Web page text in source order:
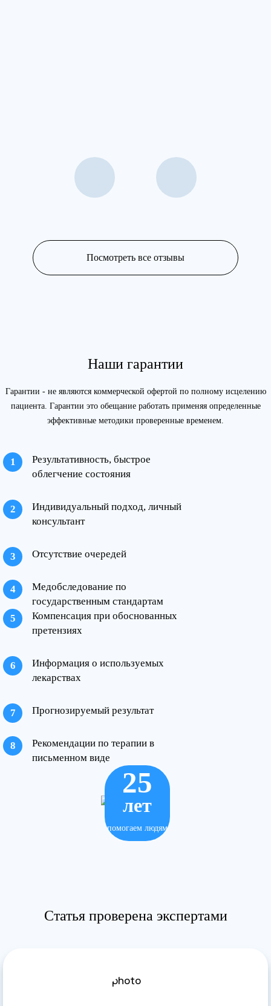
Посмотреть все отзывы
Наши гарантии
Гарантии - не являются коммерческой офертой по полному исцелению
пациента. Гарантии это обещание работать применяя определенные
эффективные методики проверенные временем.
Результативность, быстрое
облегчение состояния
Индивидуальный подход, личный
консультант
Отсутствие очередей
Медобследование по
государственным стандартам
Компенсация при обоснованных
претензиях
Информация о используемых
лекарствах
Прогнозируемый результат
Рекомендации по терапии в
письменном виде
25
лет
помогаем людям
Статья проверена экспертами